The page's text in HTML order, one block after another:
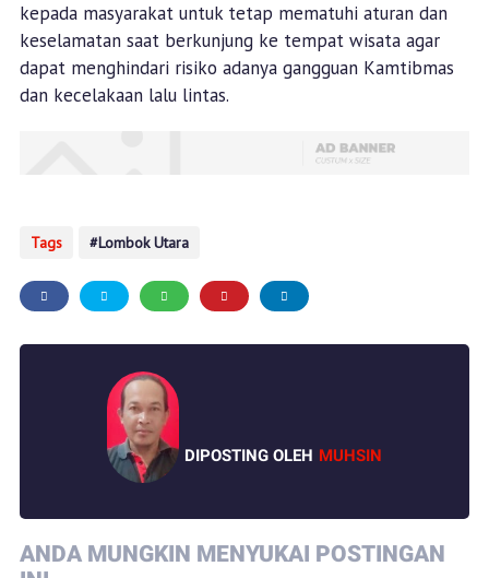
kepada masyarakat untuk tetap mematuhi aturan dan
keselamatan saat berkunjung ke tempat wisata agar
dapat menghindari risiko adanya gangguan Kamtibmas
dan kecelakaan lalu lintas.
Tags Lombok Utara
DIPOSTING OLEH MUHSIN
ANDA MUNGKIN MENYUKAI POSTINGAN